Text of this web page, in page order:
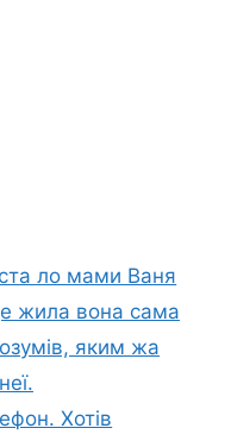
ло мами Ваня
жила вона сама
яким жа
Хотів